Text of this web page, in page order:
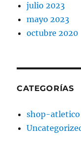
julio 2023
mayo 2023
octubre 2020
CATEGORÍAS
shop-atletico